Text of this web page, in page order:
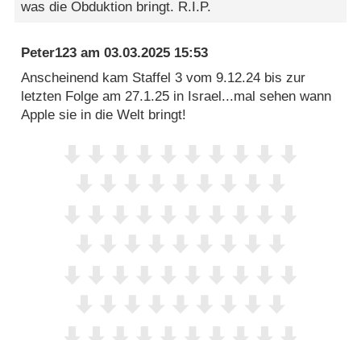
was die Obduktion bringt. R.I.P.
Peter123 am03.03.2025 15:53
Anscheinend kam Staffel 3 vom 9.12.24 bis zur
letzten Folge am 27.1.25 in Israel...mal sehen wann
Apple sie in die Welt bringt!